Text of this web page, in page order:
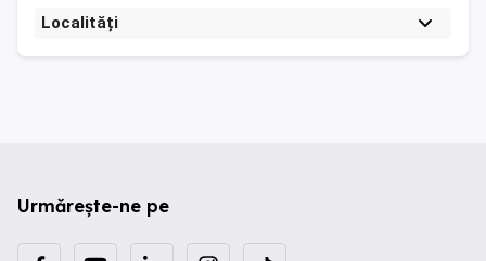
Localități
Urmărește-ne pe